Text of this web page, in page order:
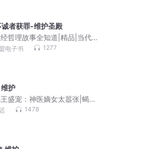
者获罪-维护圣殿
哲理故事全知道|精品|当代文
电子书 1277
护
盛宠：神医嫡女太嚣张|蝎子
|系统|双强爽文|权谋虐渣.穿
1478